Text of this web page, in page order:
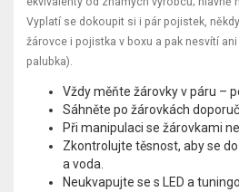
Vyplatí se dokoupit si i pár pojistek,
žárovce i pojistka v boxu a pak nesvítí
palubka).
Vždy měňte žárovky v páru –
Sáhněte po žárovkách
Při manipulaci se žárovkami
Zkontrolujte těsnost, aby se
a voda.
Neukvapujte se s LED a